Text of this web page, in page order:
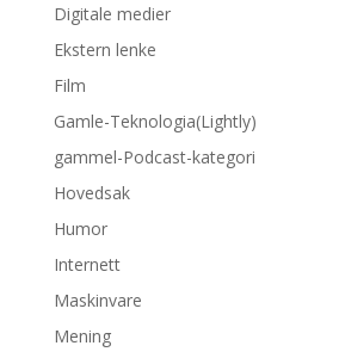
Digitale medier
Ekstern lenke
Film
Gamle-Teknologia(Lightly)
gammel-Podcast-kategori
Hovedsak
Humor
Internett
Maskinvare
Mening